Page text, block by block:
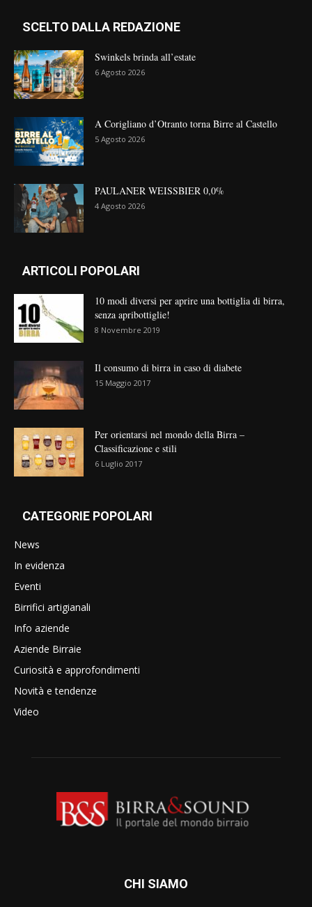
SCELTO DALLA REDAZIONE
Swinkels brinda all’estate
6 Agosto 2026
A Corigliano d’Otranto torna Birre al Castello
5 Agosto 2026
PAULANER WEISSBIER 0,0%
4 Agosto 2026
ARTICOLI POPOLARI
10 modi diversi per aprire una bottiglia di birra,
senza apribottiglie!
8 Novembre 2019
Il consumo di birra in caso di diabete
15 Maggio 2017
Per orientarsi nel mondo della Birra –
Classificazione e stili
6 Luglio 2017
CATEGORIE POPOLARI
News
In evidenza
Eventi
Birrifici artigianali
Info aziende
Aziende Birraie
Curiosità e approfondimenti
Novità e tendenze
Video
CHI SIAMO